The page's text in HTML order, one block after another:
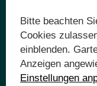
Bitte beachten
Cookies
einblenden.
Anzeigen
Einstellungen